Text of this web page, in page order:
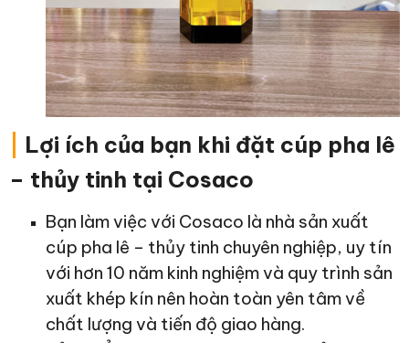
Lợi ích của bạn khi đặt cúp pha lê
– thủy tinh tại Cosaco
Bạn làm việc với Cosaco là nhà sản xuất
cúp pha lê – thủy tinh chuyên nghiệp, uy tín
với hơn 10 năm kinh nghiệm và quy trình sản
xuất khép kín nên hoàn toàn yên tâm về
chất lượng và tiến độ giao hàng.